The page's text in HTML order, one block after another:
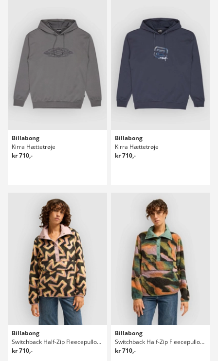
Billabong
Kirra Hættetrøje
kr 710,-
Billabong
Kirra Hættetrøje
kr 710,-
Billabong
Switchback Half-Zip Fleecepullover
kr 710,-
Billabong
Switchback Half-Zip Fleecepullover
kr 710,-